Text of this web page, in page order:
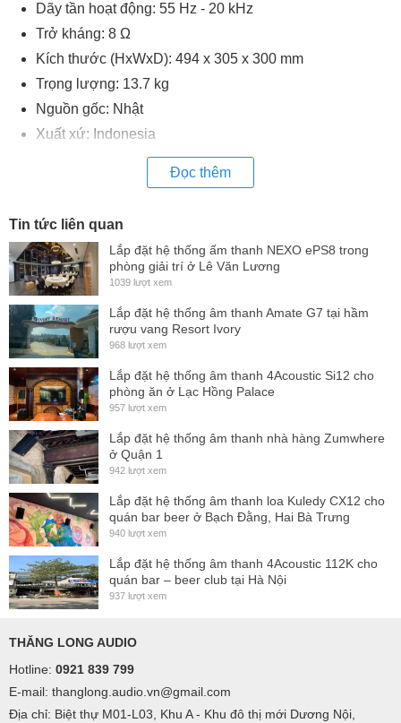
Dãy tần hoạt động: 55 Hz - 20 kHz
Trở kháng: 8 Ω
Kích thước (HxWxD): 494 x 305 x 300 mm
Trọng lượng: 13.7 kg
Nguồn gốc: Nhật
Xuất xứ: Indonesia
Đọc thêm
Tin tức liên quan
Lắp đặt hệ thống ấm thanh NEXO ePS8 trong
phòng giải trí ở Lê Văn Lương
1039 lượt xem
Lắp đặt hệ thống âm thanh Amate G7 tại hầm
rượu vang Resort Ivory
968 lượt xem
Lắp đặt hệ thống âm thanh 4Acoustic Si12 cho
phòng ăn ở Lạc Hồng Palace
957 lượt xem
Lắp đặt hệ thống âm thanh nhà hàng Zumwhere
ở Quận 1
942 lượt xem
Lắp đặt hệ thống âm thanh loa Kuledy CX12 cho
quán bar beer ở Bạch Đằng, Hai Bà Trưng
940 lượt xem
Lắp đặt hệ thống âm thanh 4Acoustic 112K cho
quán bar – beer club tại Hà Nội
937 lượt xem
THĂNG LONG AUDIO
Hotline: 0921 839 799
E-mail: thanglong.audio.vn@gmail.com
Địa chỉ: Biệt thự M01-L03, Khu A - Khu đô thị mới Dương Nội,